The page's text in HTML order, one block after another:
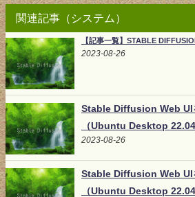
関連記事（システム）
【記事一覧】STABLE
2023-08-26
Stable Diffusion Web UI
（Ubuntu Desktop 22.04
2023-08-26
Stable Diffusion Web UI
（Ubuntu Desktop 22.04